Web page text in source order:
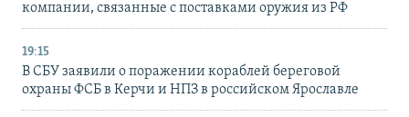
компании, связанные с поставками оружия из РФ
19:15
В СБУ заявили о поражении кораблей береговой
охраны ФСБ в Керчи и НПЗ в российском Ярославле